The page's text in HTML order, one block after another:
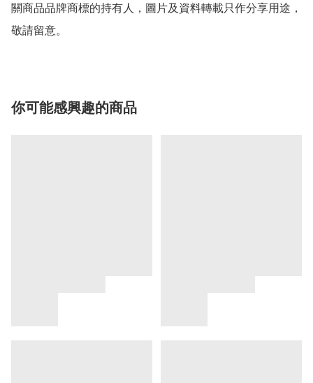
關商品品牌商標的持有人，圖片及資料轉載只作分享用途，
敬請留意。
你可能感興趣的商品